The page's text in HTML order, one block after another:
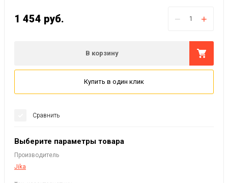
1 454 руб. − +
В корзину
Купить в один клик
Сравнить
Выберите параметры товара
Производитель
Jika